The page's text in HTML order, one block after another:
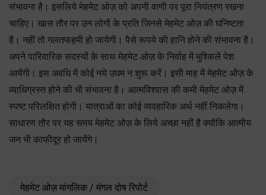
संभावना है। इसलिये मेहमेट ओज़ को अपनी वाणी पर पूरा नियंत्रण रखना
चाहिए। खास तौर पर उन लोगों के प्रति जिनसे मेहमेट ओज़ की घनिष्टता
है। नहीं तो गलतफहमी हो जायेगी। पैसे रूपये की हानि होने की संभावना है।
अपने पारिवारिक सदस्यों के साथ मेहमेट ओज़ के निर्वाह में मुश्किलें पेश
आयेंगी। इस अवधि में कोई नये उघम न शुरू करें। इसी माह में मेहमेट ओज़ के
व्याधिग्रस्त होने की भी संभावना है। आत्मविश्वास की कमी मेहमेट ओज़ में
स्पष्ट परिलक्षित होगी। यात्राओं का कोई व्यवहारिक अर्थ नहीं निकलेगा।
साधारण तौर पर यह समय मेहमेट ओज़ के लिये अच्छा नहीं है क्योंकि आत्मीय
जन भी काफीदूर हो जायेंगे।
मेहमेट ओज़ मांगलिक / मंगल दोष रिपोर्ट